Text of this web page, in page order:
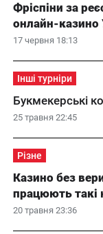
17 червня 18:13
Фріспіни за
онлайн-казино
Інші турніри
25 травня 22:45
Букмекерські
Різне
20 травня 23:36
Казино без
працюють такі